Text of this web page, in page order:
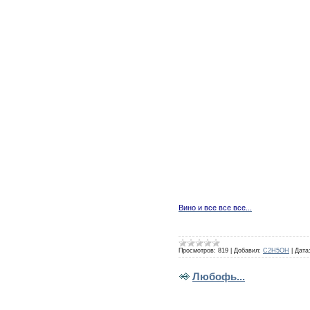
Вино и все все все...
Просмотров: 819 Добавил: C2H5OH Дата:
Любофь...